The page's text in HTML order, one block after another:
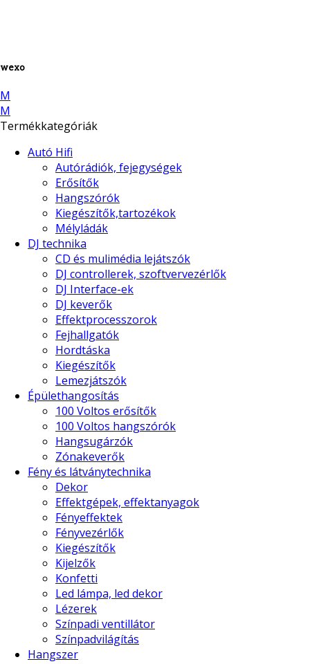
wexo
M
M
Termékkategóriák
Autó Hifi
Autórádiók, fejegységek
Erősítők
Hangszórók
Kiegészítők,tartozékok
Mélyládák
DJ technika
CD és mulimédia lejátszók
DJ controllerek, szoftvervezérlők
DJ Interface-ek
DJ keverők
Effektprocesszorok
Fejhallgatók
Hordtáska
Kiegészítők
Lemezjátszók
Épülethangosítás
100 Voltos erősítők
100 Voltos hangszórók
Hangsugárzók
Zónakeverők
Fény és látványtechnika
Dekor
Effektgépek, effektanyagok
Fényeffektek
Fényvezérlők
Kiegészítők
Kijelzők
Konfetti
Led lámpa, led dekor
Lézerek
Színpadi ventillátor
Színpadvilágítás
Hangszer